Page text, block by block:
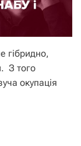
гібридно,
З того
окупація